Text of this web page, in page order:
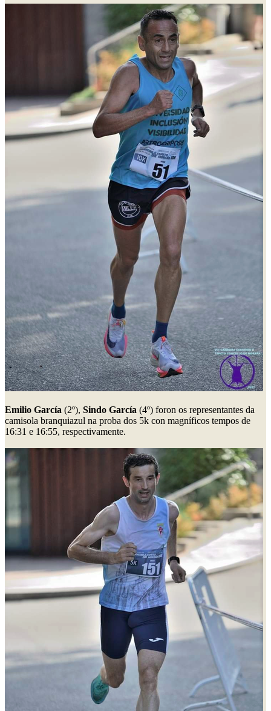
Emilio García (2º), Sindo García (4º) foron os representantes da
camisola branquiazul na proba dos 5k con magníficos tempos de
16:31 e 16:55, respectivamente.